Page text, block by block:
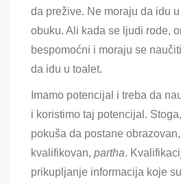
da prežive. Ne moraju da idu
obuku. Ali kada se ljudi rode,
bespomoćni i moraju se
da idu u toalet.
Imamo potencijal i treba da
i koristimo taj potencijal.
pokuša da postane
kvalifikovan, partha.
prikupljanje informacija koje